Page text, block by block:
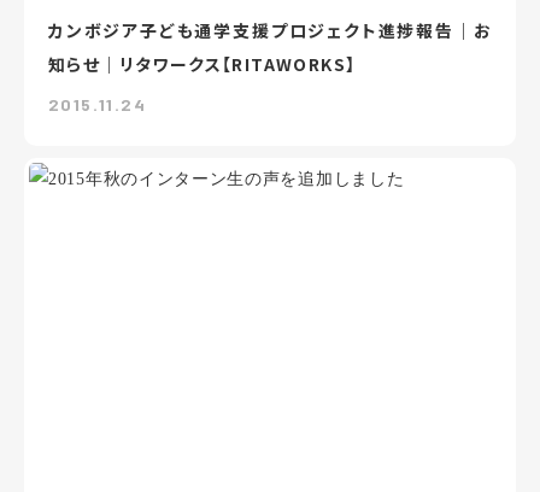
カンボジア子ども通学支援プロジェクト進捗報告｜お
知らせ｜リタワークス【RITAWORKS】
2015.11.24